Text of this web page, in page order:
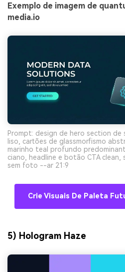
Exemplo de imagem de
media.io
Prompt: design de hero section de
liso, cartões de glassmorfismo
marinho teal profundo
ciano, headline e botão CTA clean,
sem foto --ar 21:9
Crie Visuais De Paleta
5) Hologram Haze